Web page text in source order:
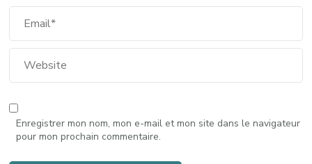
Enregistrer mon nom, mon e-mail et mon site dans le navigateur
pour mon prochain commentaire.